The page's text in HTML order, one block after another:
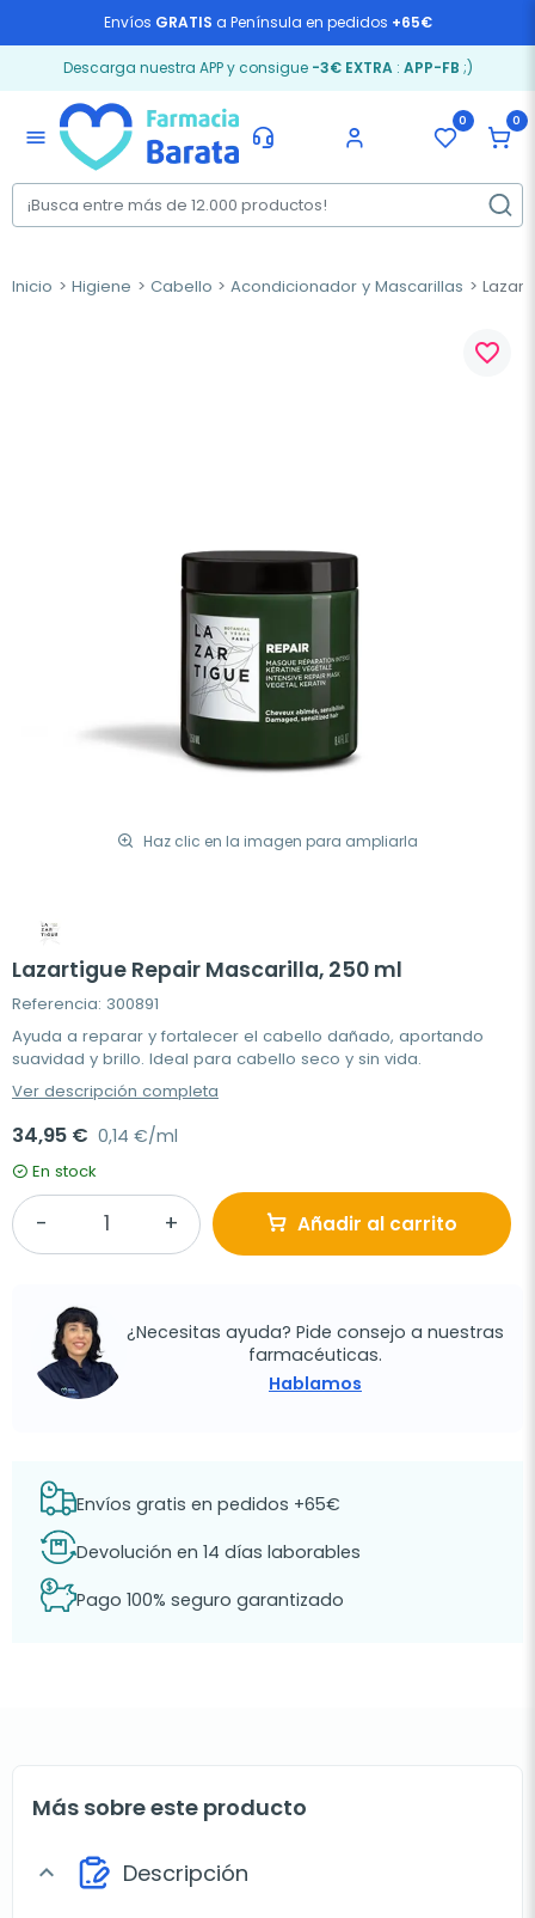
Envíos GRATIS a Península en pedidos +65€
Descarga nuestra APP y consigue -3€ EXTRA: APP-FB ;)
menu
0 0
Inicio Higiene Cabello Acondicionador y Mascarillas
Haz clic en la imagen para ampliarla
favorite_border
Lazartigue Repair Mascarilla, 250 ml
Referencia: 300891
Ayuda a reparar y fortalecer el cabello dañado, aportando
suavidad y brillo. Ideal para cabello seco y sin vida.
Ver descripción completa
34,95 € 0,14 €/ml
En stock
Añadir al carrito
¿Necesitas ayuda? Pide consejo a nuestras
farmacéuticas.
Hablamos
Envíos gratis en pedidos +65€
Devolución en 14 días laborables
Pago 100% seguro garantizado
Más sobre este producto
expand_more Descripción